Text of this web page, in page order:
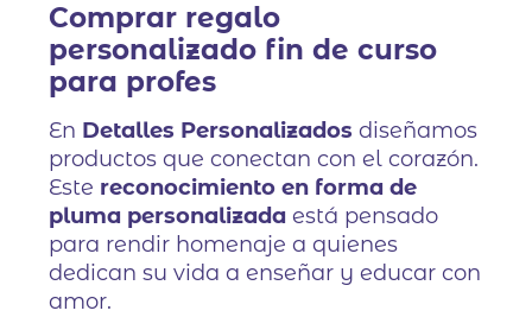
Comprar regalo
personalizado fin de curso
para profes
En Detalles Personalizados diseñamos
productos que conectan con el corazón.
Este reconocimiento en forma de
pluma personalizada está pensado
para rendir homenaje a quienes
dedican su vida a enseñar y educar con
amor.